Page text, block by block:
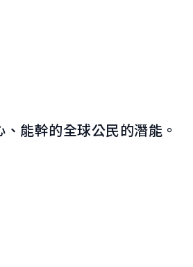
能幹的全球公民的潛能。